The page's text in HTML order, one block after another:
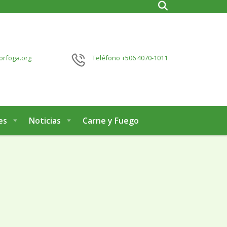
Teléfono +506 4070-1011
Noticias Carne y Fuego